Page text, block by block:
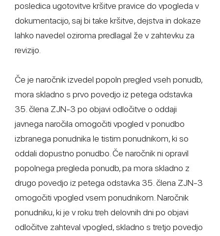
posledica ugotovitve kršitve pravice do vpogleda v
dokumentacijo, saj bi take kršitve, dejstva in dokaze
lahko navedel oziroma predlagal že v zahtevku za
revizijo.
Če je naročnik izvedel popoln pregled vseh ponudb,
mora skladno s prvo povedjo iz petega odstavka
35. člena ZJN-3 po objavi odločitve o oddaji
javnega naročila omogočiti vpogled v ponudbo
izbranega ponudnika le tistim ponudnikom, ki so
oddali dopustno ponudbo. Če naročnik ni opravil
popolnega pregleda ponudb, pa mora skladno z
drugo povedjo iz petega odstavka 35. člena ZJN-3
omogočiti vpogled vsem ponudnikom. Naročnik
ponudniku, ki je v roku treh delovnih dni po objavi
odločitve zahteval vpogled, skladno s tretjo povedjo